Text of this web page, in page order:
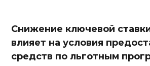
Снижение ключевой
влияет на условия
средств по льготным